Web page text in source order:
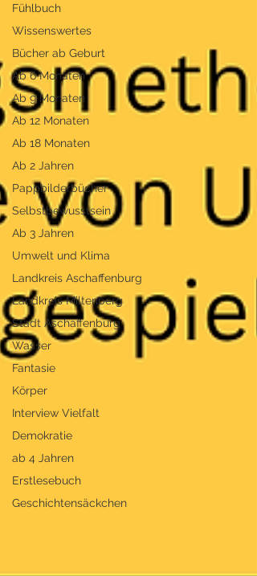
Fühlbuch
Wissenswertes
Bücher ab Geburt
Ab 6 Monaten
Ab 9 Monaten
Ab 12 Monaten
Ab 18 Monaten
Ab 2 Jahren
Pappbilderbücher
Selbstbewusstsein
Ab 3 Jahren
Umwelt und Klima
Landkreis Aschaffenburg
Landkreis Miltenberg
Stadt Aschaffenburg
Wasser
Fantasie
Körper
Interview Vielfalt
Demokratie
ab 4 Jahren
Erstlesebuch
Geschichtensäckchen